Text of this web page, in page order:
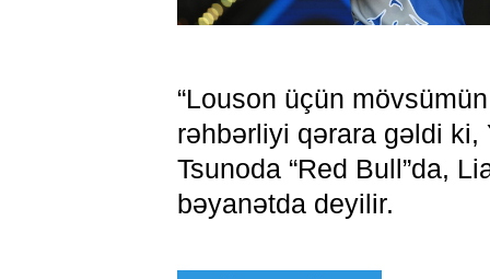
“Louson üçün
rəhbərliyi qərara gəldi
Tsunoda “Red Bull”da,
bəyanətda deyilir.